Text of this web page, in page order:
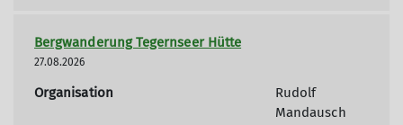
Bergwanderung Tegernseer Hütte
27.08.2026
Organisation
Rudolf
Mandausch